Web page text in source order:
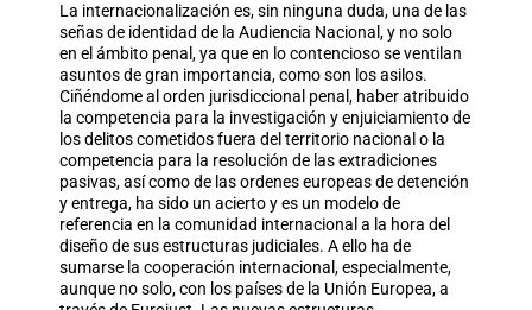
La internacionalización es, sin ninguna duda, una de las
señas de identidad de la Audiencia Nacional, y no solo
en el ámbito penal, ya que en lo contencioso se ventilan
asuntos de gran importancia, como son los asilos.
Ciñéndome al orden jurisdiccional penal, haber atribuido
la competencia para la investigación y enjuiciamiento de
los delitos cometidos fuera del territorio nacional o la
competencia para la resolución de las extradiciones
pasivas, así como de las ordenes europeas de detención
y entrega, ha sido un acierto y es un modelo de
referencia en la comunidad internacional a la hora del
diseño de sus estructuras judiciales. A ello ha de
sumarse la cooperación internacional, especialmente,
aunque no solo, con los países de la Unión Europea, a